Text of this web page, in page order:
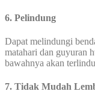
6. Pelindung
Dapat melindungi
matahari dan guyuran
bawahnya akan
7. Tidak Mudah